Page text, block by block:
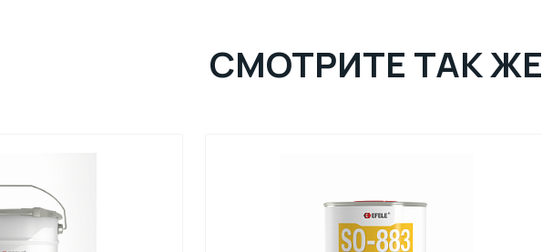
СМОТРИТЕ ТАК ЖЕ